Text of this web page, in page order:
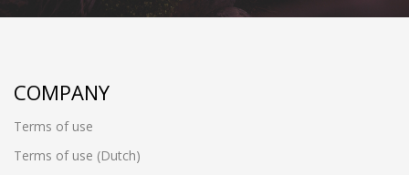
COMPANY
Terms of use
Terms of use (Dutch)